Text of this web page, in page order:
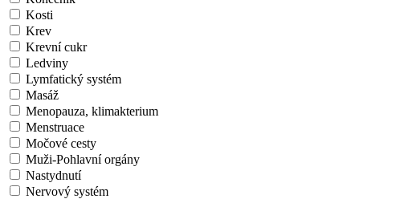
Kosti
Krev
Krevní cukr
Ledviny
Lymfatický systém
Masáž
Menopauza, klimakterium
Menstruace
Močové cesty
Muži-Pohlavní orgány
Nastydnutí
Nervový systém